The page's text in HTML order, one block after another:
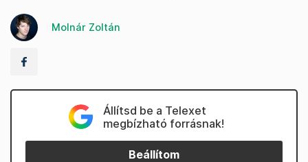
Molnár Zoltán
Állítsd be a Telexet
megbízható forrásnak!
Beállítom